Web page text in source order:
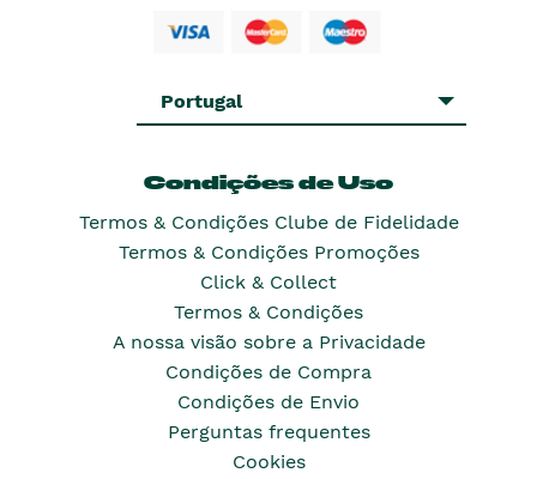
Portugal
Condições de Uso
Termos & Condições Clube de Fidelidade
Termos & Condições Promoções
Click & Collect
Termos & Condições
A nossa visão sobre a Privacidade
Condições de Compra
Condições de Envio
Perguntas frequentes
Cookies